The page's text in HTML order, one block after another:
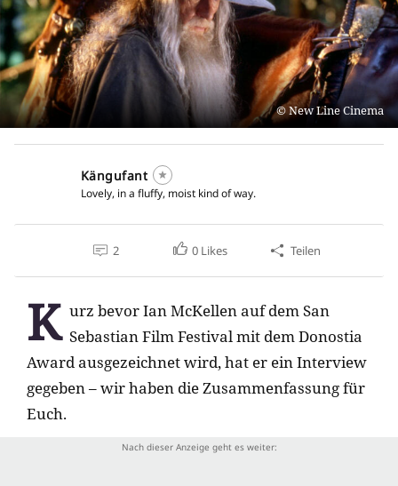
New Line Cinema
Kängufant
Lovely, in a fluffy, moist kind of way.
2 0 Likes Teilen
K urz bevor Ian McKellen auf dem San
Sebastian Film Festival mit dem Donostia
Award ausgezeichnet wird, hat er ein Interview
gegeben – wir haben die Zusammenfassung für
Euch.